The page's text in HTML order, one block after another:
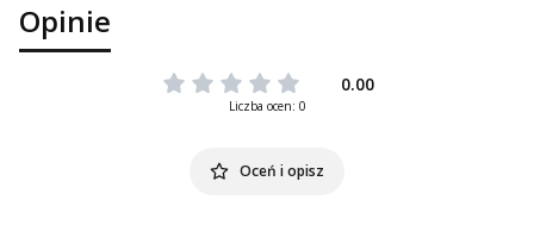
Opinie
0.00
Liczba ocen: 0
Oceń i opisz